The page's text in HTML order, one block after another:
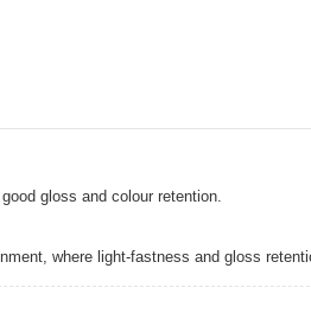
gloss and colour retention.
where light-fastness and gloss